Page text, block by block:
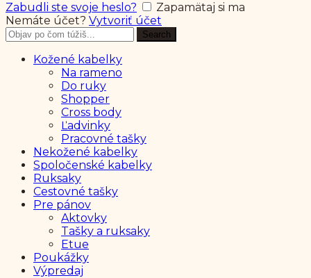
Zabudli ste svoje heslo?
Zapamätaj si ma
Nemáte účet? Vytvoriť účet
Search
for:
Search
Kožené kabelky
Na rameno
Do ruky
Shopper
Cross body
Ľadvinky
Pracovné tašky
Nekožené kabelky
Spoločenské kabelky
Ruksaky
Cestovné tašky
Pre pánov
Aktovky
Tašky a ruksaky
Etue
Poukážky
Výpredaj